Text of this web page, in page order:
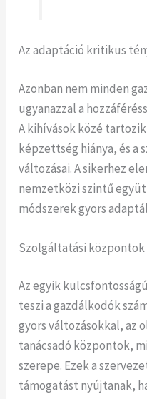
Az adaptáció kritikus
Azonban nem minden
ugyanazzal a
A kihívások közé
képzettség hiánya, és a
változásai. A sikerhez
nemzetközi szintű
módszerek gyors
Szolgáltatási központok
Az egyik
teszi a gazdálkodók
gyors változásokkal, az
tanácsadó központok,
szerepe. Ezek a
támogatást nyújtanak,